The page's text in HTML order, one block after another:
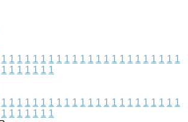
1 1 1 1 1 1 1 1 1 1 1 1 1 1 1 1 1 1 1 1 1 1 1
1 1 1 1 1 1 1
1 1 1 1 1 1 1 1 1 1 1 1 1 1 1 1 1 1 1 1 1 1 1
1 1 1 1 1 1 1